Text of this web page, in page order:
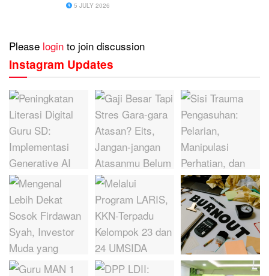
5 JULY 2026
Please login to join discussion
Instagram Updates